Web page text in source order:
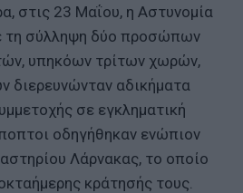
στις 23 Μαΐου, η Αστυνομία
τη σύλληψη δύο προσώπων
υπηκόων τρίτων χωρών,
διερευνώνταν αδικήματα
σε εγκληματική
οδηγήθηκαν ενώπιον
Λάρνακας, το οποίο
κράτησής τους.